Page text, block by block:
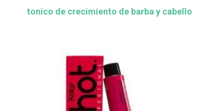
tonico de crecimiento de barba y cabello